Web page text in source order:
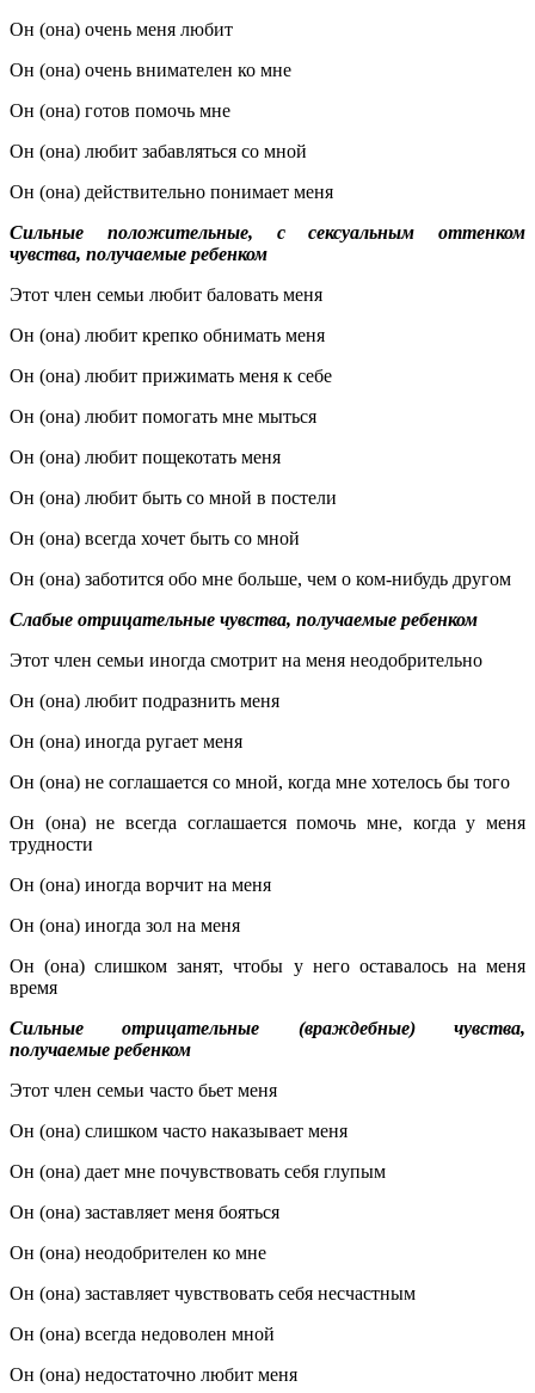
Он (она) очень меня любит
Он (она) очень внимателен ко мне
Он (она) готов помочь мне
Он (она) любит забавляться со мной
Он (она) действительно понимает меня
Сильные положительные, с сексуальным оттенком
чувства, получаемые ребенком
Этот член семьи любит баловать меня
Он (она) любит крепко обнимать меня
Он (она) любит прижимать меня к себе
Он (она) любит помогать мне мыться
Он (она) любит пощекотать меня
Он (она) любит быть со мной в постели
Он (она) всегда хочет быть со мной
Он (она) заботится обо мне больше, чем о ком-нибудь другом
Слабые отрицательные чувства, получаемые ребенком
Этот член семьи иногда смотрит на меня неодобрительно
Он (она) любит подразнить меня
Он (она) иногда ругает меня
Он (она) не соглашается со мной, когда мне хотелось бы того
Он (она) не всегда соглашается помочь мне, когда у меня
трудности
Он (она) иногда ворчит на меня
Он (она) иногда зол на меня
Он (она) слишком занят, чтобы у него оставалось на меня
время
Сильные отрицательные (враждебные) чувства,
получаемые ребенком
Этот член семьи часто бьет меня
Он (она) слишком часто наказывает меня
Он (она) дает мне почувствовать себя глупым
Он (она) заставляет меня бояться
Он (она) неодобрителен ко мне
Он (она) заставляет чувствовать себя несчастным
Он (она) всегда недоволен мной
Он (она) недостаточно любит меня